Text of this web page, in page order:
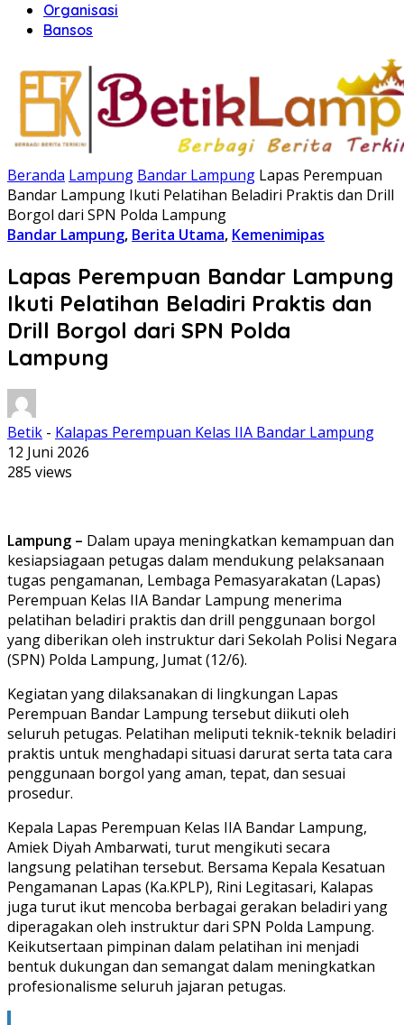
Organisasi
Bansos
Beranda Lampung Bandar Lampung Lapas Perempuan
Bandar Lampung Ikuti Pelatihan Beladiri Praktis dan Drill
Borgol dari SPN Polda Lampung
Bandar Lampung, Berita Utama, Kemenimipas
Lapas Perempuan Bandar Lampung
Ikuti Pelatihan Beladiri Praktis dan
Drill Borgol dari SPN Polda
Lampung
Betik - Kalapas Perempuan Kelas IIA Bandar Lampung
12 Juni 2026
285 views
Lampung – Dalam upaya meningkatkan kemampuan dan
kesiapsiagaan petugas dalam mendukung pelaksanaan
tugas pengamanan, Lembaga Pemasyarakatan (Lapas)
Perempuan Kelas IIA Bandar Lampung menerima
pelatihan beladiri praktis dan drill penggunaan borgol
yang diberikan oleh instruktur dari Sekolah Polisi Negara
(SPN) Polda Lampung, Jumat (12/6).
Kegiatan yang dilaksanakan di lingkungan Lapas
Perempuan Bandar Lampung tersebut diikuti oleh
seluruh petugas. Pelatihan meliputi teknik-teknik beladiri
praktis untuk menghadapi situasi darurat serta tata cara
penggunaan borgol yang aman, tepat, dan sesuai
prosedur.
Kepala Lapas Perempuan Kelas IIA Bandar Lampung,
Amiek Diyah Ambarwati, turut mengikuti secara
langsung pelatihan tersebut. Bersama Kepala Kesatuan
Pengamanan Lapas (Ka.KPLP), Rini Legitasari, Kalapas
juga turut ikut mencoba berbagai gerakan beladiri yang
diperagakan oleh instruktur dari SPN Polda Lampung.
Keikutsertaan pimpinan dalam pelatihan ini menjadi
bentuk dukungan dan semangat dalam meningkatkan
profesionalisme seluruh jajaran petugas.